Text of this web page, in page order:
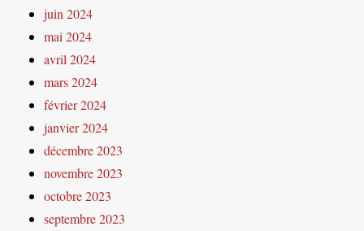
juin 2024
mai 2024
avril 2024
mars 2024
février 2024
janvier 2024
décembre 2023
novembre 2023
octobre 2023
septembre 2023